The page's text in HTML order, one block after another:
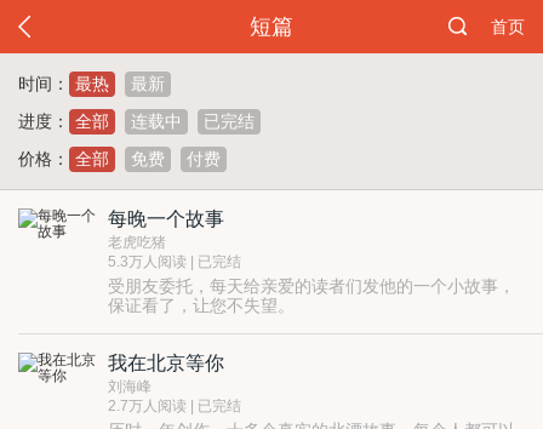
短篇 首页
时间： 最热
最新
进度：
全部 连载中
已完结
价格：
全部 免费 付费
每晚一个故事
老虎吃猪
5.3万人阅读 | 已完结
受朋友委托，每天给亲爱的读者们发他的一个小故事，
保证看了，让您不失望。
我在北京等你
刘海峰
2.7万人阅读 | 已完结